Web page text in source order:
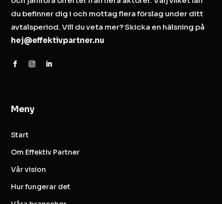
du befinner dig i och mottag flera förslag under ditt
avtalsperiod. Vill du veta mer? Skicka en hälsning på
hej@effektivpartner.nu
Meny
Start
Om Effektiv Partner
Vår vision
Hur fungerar det